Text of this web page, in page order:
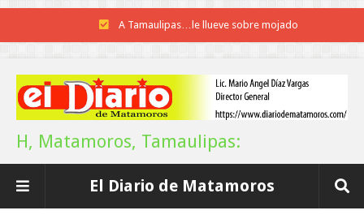
Instala Sector Salud Comité Estatal de Calidad en Salud para
Inicia el ayuntamiento pavimentación de la calle Miguel Alemán en
La UAT, Gobierno del Estado y ganaderos consolidan proyecto
Tam”
H, Matamoros, Tamaulipas:
El Diario de Matamoros